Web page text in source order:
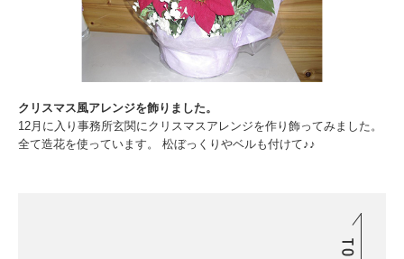
クリスマス風アレンジを飾りました。
12月に入り事務所玄関にクリスマスアレンジを作り飾ってみました。
全て造花を使っています。 松ぼっくりやベルも付けて♪♪